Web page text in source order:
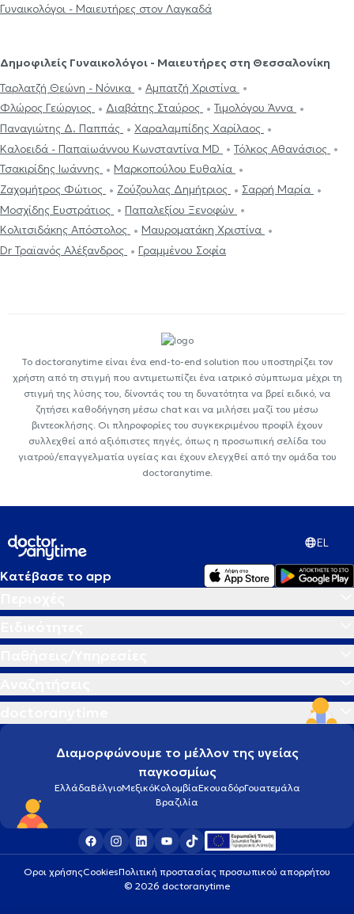
Γυναικολόγοι - Μαιευτήρες στον Λαγκαδά
Δημοφιλείς Γυναικολόγοι - Μαιευτήρες στη Θεσσαλονίκη
Ταρλατζή Θεώνη - Νόνικα
Αμπατζή Χριστίνα
Φλώρος Γεώργιος
Διαβάτης Σταύρος
Τιμολόγου Άννα
Παναγιώτης Δ. Παππάς
Χαραλαμπίδης Χαρίλαος
Καλοειδά - Παπαϊωάννου Κωνσταντίνα MD
Τόλκος Αθανάσιος
Τσακιρίδης Ιωάννης
Μαρκοπούλου Ευθαλία
Ζαχομήτρος Φώτιος
Ζούζουλας Δημήτριος
Σαρρή Μαρία
Μοσχίδης Ευστράτιος
Παπαλεξίου Ξενοφών
Κολιτσιδάκης Απόστολος
Μαυροματάκη Χριστίνα
Dr Τραϊανός Αλέξανδρος
Γραμμένου Σοφία
Το doctoranytime είναι ένα end-to-end solution που υποστηρίζει τον
χρήστη από τη στιγμή που αντιμετωπίζει ένα ιατρικό σύμπτωμα μέχρι τη
στιγμή της λύσης του, δίνοντάς του τη δυνατότητα να βρεί ειδικό, να
ζητήσει καθοδήγηση μέσω chat και να μιλήσει μαζί του μέσω
βιντεοκλήσης. Οι πληροφορίες του συγκεκριμένου προφίλ έχουν
συλλεχθεί από αξιόπιστες πηγές, όπως η προσωπική σελίδα του
γιατρού/επαγγελματία υγείας και έχουν ελεγχθεί από την ομάδα του
doctoranytime.
EL
Κατέβασε το app
Διαμορφώνουμε το μέλλον της υγείας
παγκοσμίως
ΕλλάδαΒέλγιοΜεξικόΚολομβίαΕκουαδόρΓουατεμάλα
Βραζιλία
Οροι χρήσηςCookiesΠολιτική προστασίας προσωπικού απορρήτου
© 2026 doctoranytime